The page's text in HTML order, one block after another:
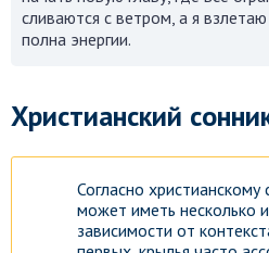
сливаются с ветром, а я
полна энергии.
Христианский
Согласно
может иметь несколько
зависимости от